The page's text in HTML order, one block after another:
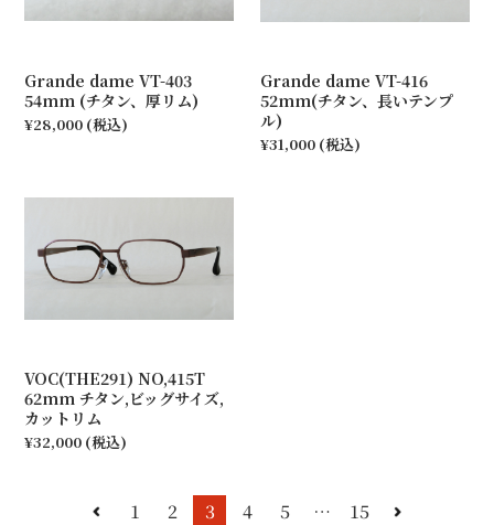
Grande dame VT-403
54mm (チタン、厚リム)
¥28,000 (税込)
Grande dame VT-416
52mm(チタン、長いテンプ
ル)
¥31,000 (税込)
VOC(THE291) NO,415T
62mm チタン,ビッグサイズ,
カットリム
¥32,000 (税込)
1 2 3 4 5 … 15